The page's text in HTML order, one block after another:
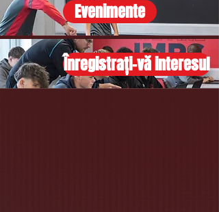
Evenimente
Înregistrați-vă interesul